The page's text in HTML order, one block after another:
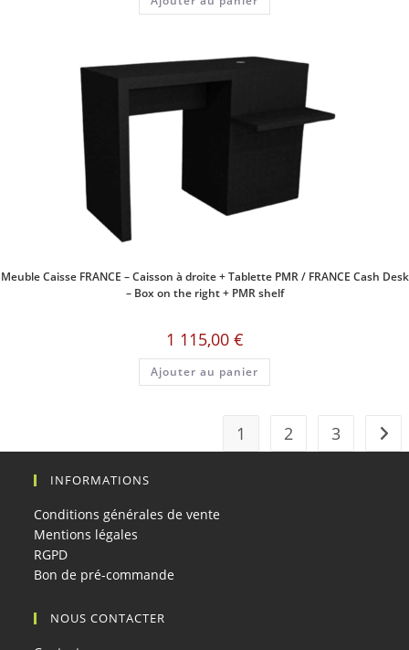
Meuble Caisse FRANCE – Caisson à droite + Tablette PMR / FRANCE Cash Desk
– Box on the right + PMR shelf
1 115,00 €
Ajouter au panier
1 2 3
INFORMATIONS
Conditions générales de vente
Mentions légales
RGPD
Bon de pré-commande
NOUS CONTACTER